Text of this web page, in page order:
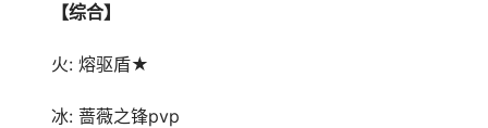
【综合】
火: 熔驱盾★
冰: 蔷薇之锋pvp